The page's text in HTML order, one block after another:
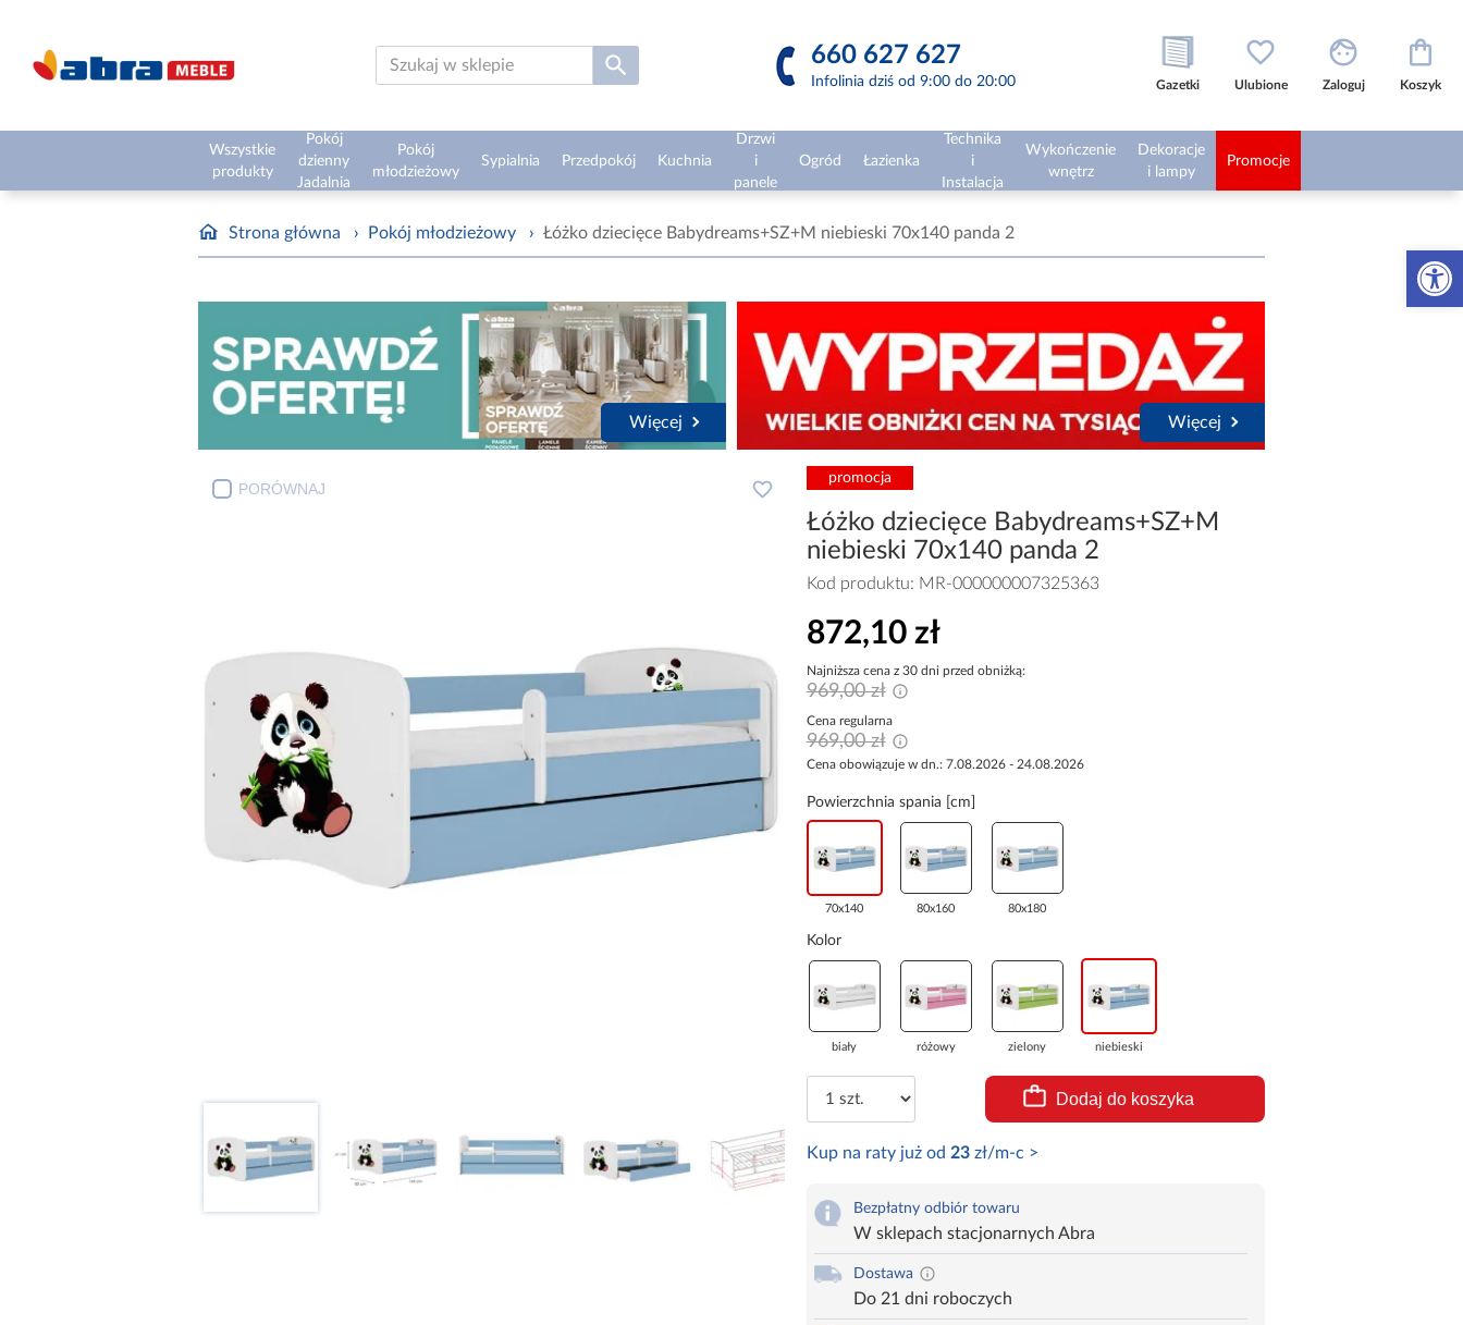
Otwórz
660 627 627
Infolinia dziś od 9:00 do 20:00 Gazetki Ulubione Zaloguj Koszyk
Wszystkie
produkty
Pokój
dzienny
Jadalnia
Pokój
młodzieżowy
Sypialnia Przedpokój Kuchnia
Drzwi
i
panele
Ogród Łazienka
Technika
i
Instalacja
Wykończenie
wnętrz
Dekoracje
i lampy
Promocje
Strona główna › Pokój młodzieżowy › Łóżko dziecięce Babydreams+SZ+M niebieski 70x140 panda 2
Więcej Więcej
PORÓWNAJ
promocja
Łóżko dziecięce Babydreams+SZ+M
niebieski 70x140 panda 2
Kod produktu: MR-000000007325363
872,10 zł
Najniższa cena z 30 dni przed obniżką:
969,00 zł
Cena regularna
969,00 zł
Cena obowiązuje w dn.: 7.08.2026 - 24.08.2026
Powierzchnia spania [cm]
70x140 80x160 80x180
Kolor
biały różowy zielony niebieski
Dodaj do koszyka
Kup na raty już od 23zł/m-c >
Bezpłatny odbiór towaru
W sklepach stacjonarnych Abra
Dostawa
Do 21 dni roboczych